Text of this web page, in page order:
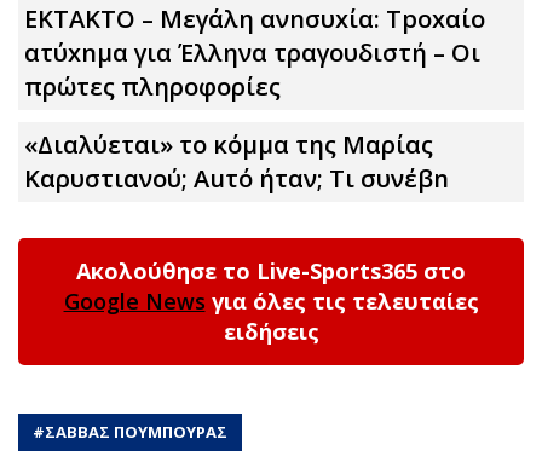
ΕΚΤΑΚΤΟ – Μεγάλη ανnσυxία: Τpοxαίο
ατύxnμα για Έλληνα τραγουδιστή – Οι
πρώτες πληροφορίες
«Διαλύεται» το κόμμα της Μαρίας
Καρυστιανού; Αuτό ήταν; Τι συνέβn
Ακολούθησε το Live-Sports365 στο
Google News για όλες τις τελευταίες
ειδήσεις
#ΣΑΒΒΑΣ ΠΟΥΜΠΟΥΡΑΣ